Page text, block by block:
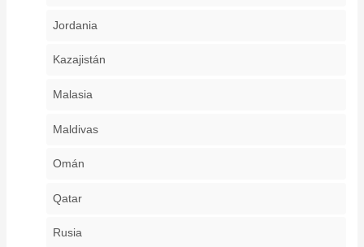
Jordania
Kazajistán
Malasia
Maldivas
Omán
Qatar
Rusia